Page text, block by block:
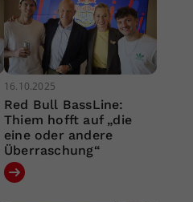
16.10.2025
Red Bull BassLine:
Thiem hofft auf „die
eine oder andere
Überraschung“